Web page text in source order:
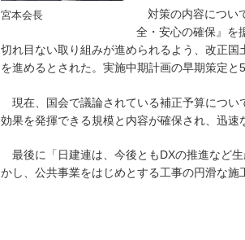
宮本会長
対策の内容につい
全・安心の確保』を
切れ目ない取り組みが進められるよう、改正
を進めるとされた。実施中期計画の早期策定と
現在、国会で議論されている補正予算につい
効果を発揮できる規模と内容が確保され、迅速
最後に「日建連は、今後ともDXの推進など
かし、公共事業をはじめとする工事の円滑な施